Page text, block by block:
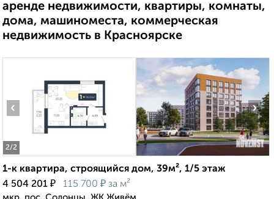
аренде недвижимости, квартиры, комнаты,
дома, машиноместа, коммерческая
недвижимость в Красноярске
2/2
‹ ›
1-к квартира, строящийся дом, 39м², 1/5 этаж
4 504 201 ₽ 115 700 ₽ за м²